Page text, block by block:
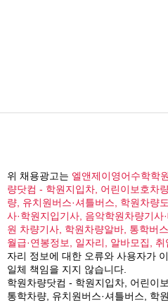
위 채용광고는 엘앤제이영어수학학원
량닷컴 - 학원지입차, 어린이보호차
량, 유치원버스·셔틀버스, 학원차량
사·학원지입기사, 음악학원차량기사
원 차량기사, 학원차량알바, 통학버
월급·연봉정보, 일자리, 알바모집, 취
자리 정보에 대한 오류와 사용자가
일체 책임을 지지 않습니다.
학원차량닷컴 - 학원지입차, 어린이
통학차량, 유치원버스·셔틀버스, 학